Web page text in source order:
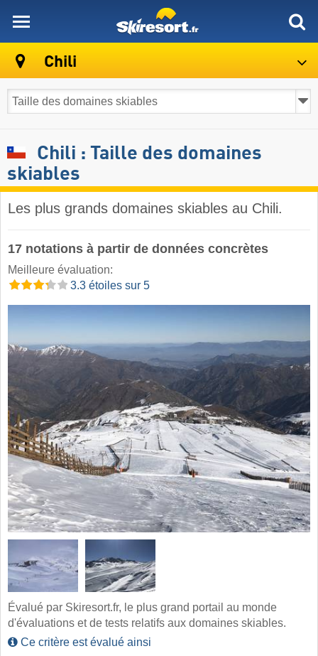
Chili
Chili : Taille des domaines
skiables
Les plus grands domaines skiables au Chili.
17 notations à partir de données concrètes
Meilleure évaluation:
3.3 étoiles sur 5
Évalué par Skiresort.fr, le plus grand portail au monde
d'évaluations et de tests relatifs aux domaines skiables.
Ce critère est évalué ainsi